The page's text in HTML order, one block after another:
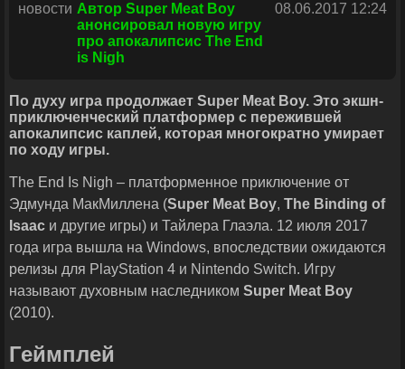
новости Автор Super Meat Boy
анонсировал новую игру
про апокалипсис The End
is Nigh
08.06.2017 12:24
По духу игра продолжает Super Meat Boy. Это экшн-
приключенческий платформер с пережившей
апокалипсис каплей, которая многократно умирает
по ходу игры.
The End Is Nigh – платформенное приключение от
Эдмунда МакМиллена (Super Meat Boy, The Binding of
Isaac и другие игры) и Тайлера Глаэла. 12 июля 2017
года игра вышла на Windows, впоследствии ожидаются
релизы для PlayStation 4 и Nintendo Switch. Игру
называют духовным наследником Super Meat Boy
(2010).
Геймплей